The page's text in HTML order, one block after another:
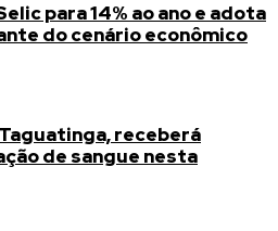
para 14% ao ano e adota
do cenário econômico
receberá
de sangue nesta